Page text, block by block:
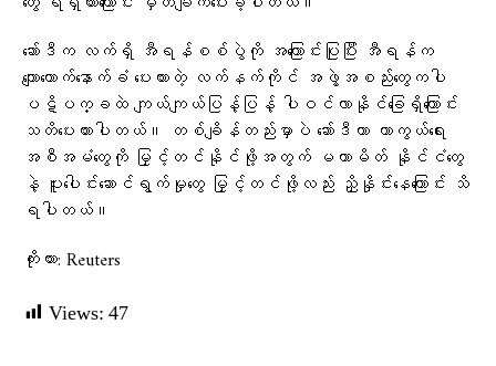
ဆော်ဒီက လက်ရှိ အီရန်စစ်ပွဲကို အကြောင်းပြုပြီး အီရန်က
ကျောထောက်နောက်ခံ ပေးထားတဲ့ လက်နက်ကိုင် အဖွဲ့အစည်းတွေကပါ
ပဋိပက္ခထဲ ကျယ်ကျယ်ပြန့်ပြန့် ပါဝင်လာနိုင်ခြေရှိကြောင်း
သတိပေးထားပါတယ်။ တစ်ချိန်တည်းမှာပဲ ဆော်ဒီဟာ ကာကွယ်ရေး
အစီအမံတွေကို မြှင့်တင်နိုင်ဖို့အတွက် မဟာမိတ် နိုင်ငံတွေ
နဲ့ ပူးပေါင်းဆောင်ရွက်မှုတွေ မြှင့်တင်ဖို့လည်း ညှိနှိုင်းနေကြောင်း သိ
ရပါတယ်။
ကိုးကား: Reuters
Views: 47